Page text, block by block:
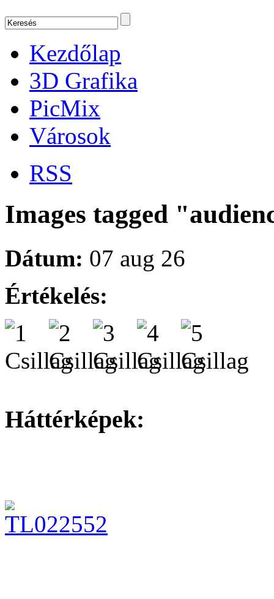
Kezdőlap
3D Grafika
PicMix
Városok
RSS
Images tagged
Dátum: 07 aug 26
Értékelés:
Háttérképek: